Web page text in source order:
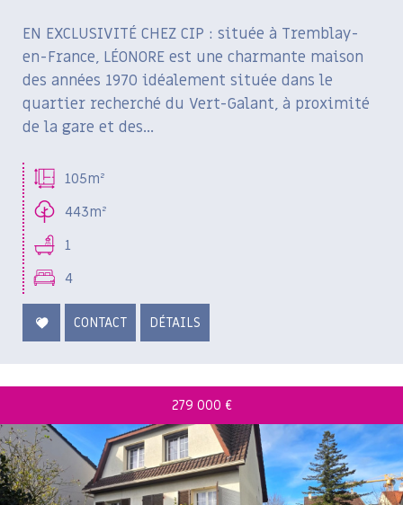
EN EXCLUSIVITÉ CHEZ CIP : située à Tremblay-
en-France, LÉONORE est une charmante maison
des années 1970 idéalement située dans le
quartier recherché du Vert-Galant, à proximité
de la gare et des...
105m²
443m²
1
4
CONTACT DÉTAILS
279 000 €